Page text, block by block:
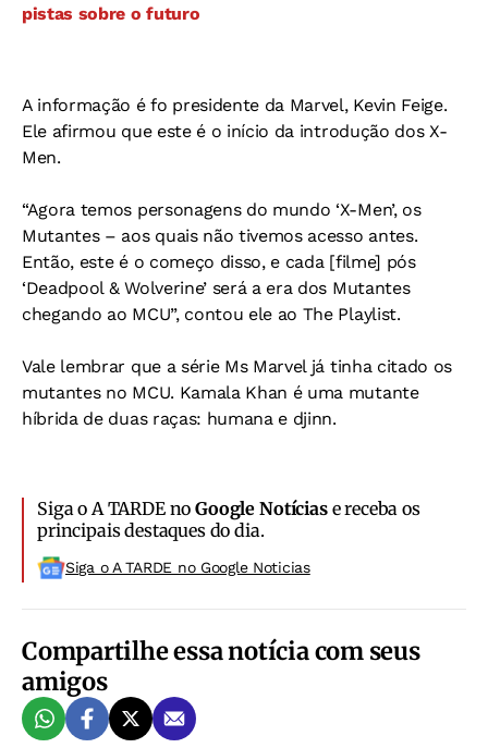
pistas sobre o futuro
A informação é fo presidente da Marvel, Kevin Feige.
Ele afirmou que este é o início da introdução dos X-
Men.
“Agora temos personagens do mundo ‘X-Men’, os
Mutantes – aos quais não tivemos acesso antes.
Então, este é o começo disso, e cada [filme] pós
‘Deadpool & Wolverine’ será a era dos Mutantes
chegando ao MCU”, contou ele ao The Playlist.
Vale lembrar que a série Ms Marvel já tinha citado os
mutantes no MCU. Kamala Khan é uma mutante
híbrida de duas raças: humana e djinn.
Siga o A TARDE noGoogle Notíciase receba os
principais destaques do dia.
Siga o A TARDE no Google Noticias
Compartilhe essa notícia com seus
amigos